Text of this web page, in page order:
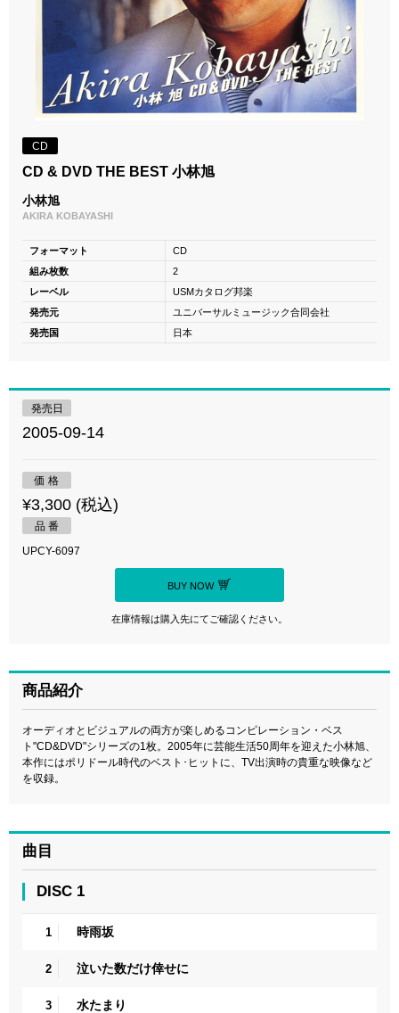
CD
CD & DVD THE BEST 小林旭
小林旭
AKIRA KOBAYASHI
フォーマット
CD
組み枚数
2
レーベル
USMカタログ邦楽
発売元
ユニバーサルミュージック合同会社
発売国
日本
発売日
2005-09-14
価 格
¥3,300 (税込)
品 番
UPCY-6097
BUY NOW
在庫情報は購入先にてご確認ください。
商品紹介
オーディオとビジュアルの両方が楽しめるコンピレーション・ベス
ト"CD&DVD"シリーズの1枚。2005年に芸能生活50周年を迎えた小林旭、
本作にはポリドール時代のベスト･ヒットに、TV出演時の貴重な映像など
を収録。
曲目
DISC 1
1 時雨坂
2 泣いた数だけ倖せに
3 水たまり